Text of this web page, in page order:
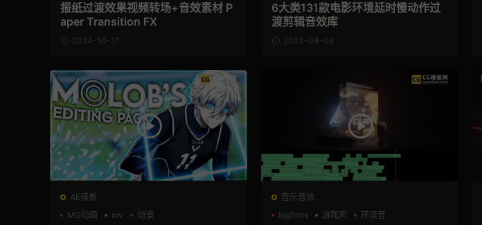
报纸过渡效果视频转场+音效素材 P
aper Transition FX
2024-10-17
6大类131款电影环境延时慢动作过
渡剪辑音效库
2024-04-08
AE模板
MG动画
mv 动漫
音乐音效
bigfilms
游戏风 环境音